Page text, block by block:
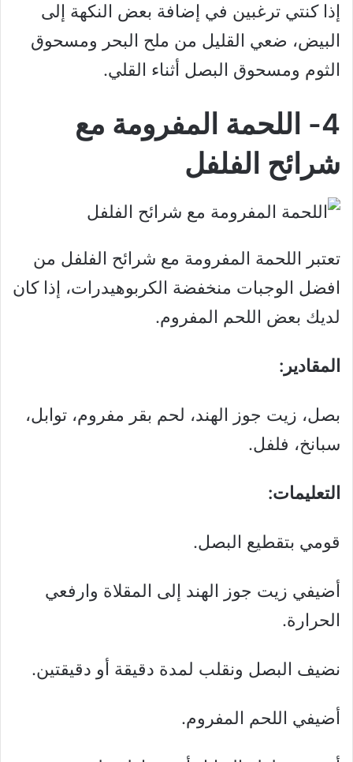
إذا كنتي ترغبين في إضافة بعض النكهة إلى
البيض، ضعي القليل من ملح البحر ومسحوق
الثوم ومسحوق البصل أثناء القلي.
4- اللحمة المفرومة مع
شرائح الفلفل
تعتبر اللحمة المفرومة مع شرائح الفلفل من
افضل الوجبات منخفضة الكربوهيدرات، إذا كان
لديك بعض اللحم المفروم.
المقادير:
بصل، زيت جوز الهند، لحم بقر مفروم، توابل،
سبانخ، فلفل.
التعليمات:
قومي بتقطيع البصل.
أضيفي زيت جوز الهند إلى المقلاة وارفعي
الحرارة.
نضيف البصل ونقلب لمدة دقيقة أو دقيقتين.
أضيفي اللحم المفروم.